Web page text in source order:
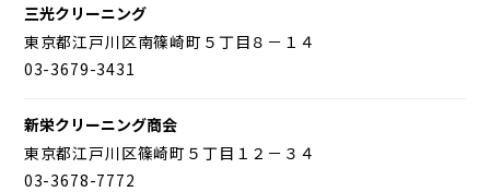
三光クリーニング
東京都江戸川区南篠崎町５丁目８－１４
03-3679-3431
新栄クリーニング商会
東京都江戸川区篠崎町５丁目１２－３４
03-3678-7772